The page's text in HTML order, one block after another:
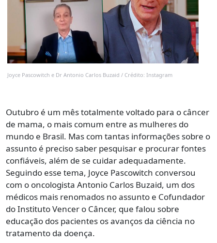
Joyce Pascowitch e Dr Antonio Carlos Buzaid / Crédito: Instagram
Outubro é um mês totalmente voltado para o câncer
de mama, o mais comum entre as mulheres do
mundo e Brasil. Mas com tantas informações sobre o
assunto é preciso saber pesquisar e procurar fontes
confiáveis, além de se cuidar adequadamente.
Seguindo esse tema, Joyce Pascowitch conversou
com o oncologista Antonio Carlos Buzaid, um dos
médicos mais renomados no assunto e Cofundador
do Instituto Vencer o Câncer, que falou sobre
educação dos pacientes os avanços da ciência no
tratamento da doença.